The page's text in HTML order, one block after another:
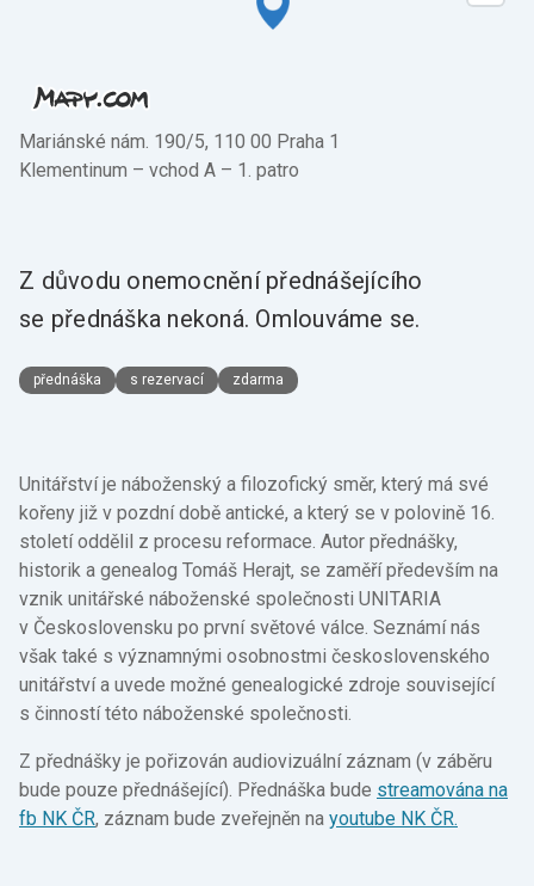
Mariánské nám. 190/5, 110 00 Praha 1
Klementinum –⁠ vchod A –⁠ 1. patro
Z důvodu onemocnění přednášejícího
se přednáška nekoná. Omlouváme se.
přednáška s rezervací zdarma
Unitářství je náboženský a filozofický směr, který má své
kořeny již v pozdní době antické, a který se v polovině 16.
století oddělil z procesu reformace. Autor přednášky,
historik a genealog Tomáš Herajt, se zaměří především na
vznik unitářské náboženské společnosti UNITARIA
v Československu po první světové válce. Seznámí nás
však také s významnými osobnostmi československého
unitářství a uvede možné genealogické zdroje související
s činností této náboženské společnosti.
Z přednášky je pořizován audiovizuální záznam (v záběru
bude pouze přednášející). Přednáška bude streamována na
fb NK ČR, záznam bude zveřejněn na youtube NK ČR.